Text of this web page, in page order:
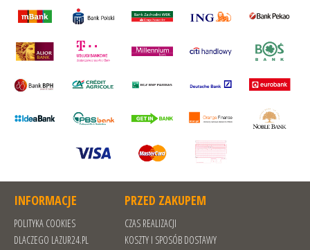
INFORMACJE
POLITYKA COOKIES
DLACZEGO LAZUR24.PL
PRZED ZAKUPEM
CZAS REALIZACJI
KOSZTY I SPOSÓB DOSTAWY